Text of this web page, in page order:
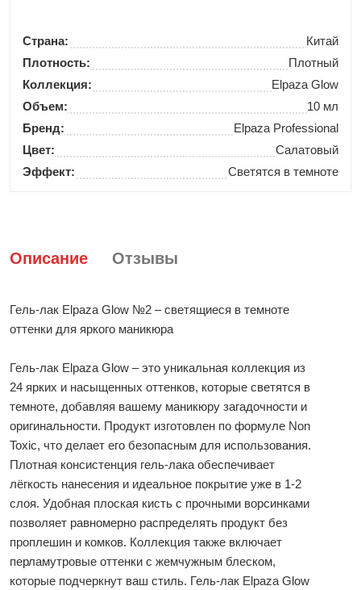
Страна:
Китай
Плотность:
Плотный
Коллекция:
Elpaza Glow
Объем:
10 мл
Бренд:
Elpaza Professional
Цвет:
Салатовый
Эффект:
Светятся в темноте
Описание Отзывы
Гель-лак Elpaza Glow №2 – светящиеся в темноте
оттенки для яркого маникюра
Гель-лак Elpaza Glow – это уникальная коллекция из
24 ярких и насыщенных оттенков, которые светятся в
темноте, добавляя вашему маникюру загадочности и
оригинальности. Продукт изготовлен по формуле Non
Toxic, что делает его безопасным для использования.
Плотная консистенция гель-лака обеспечивает
лёгкость нанесения и идеальное покрытие уже в 1-2
слоя. Удобная плоская кисть с прочными ворсинками
позволяет равномерно распределять продукт без
проплешин и комков. Коллекция также включает
перламутровые оттенки с жемчужным блеском,
которые подчеркнут ваш стиль. Гель-лак Elpaza Glow